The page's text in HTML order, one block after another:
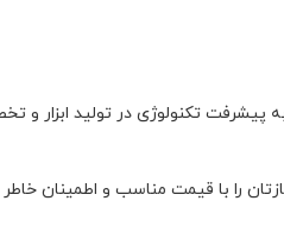
پیشرفت تکنولوژی در تولید ابزار
را با قیمت مناسب و اطمینان خاطر